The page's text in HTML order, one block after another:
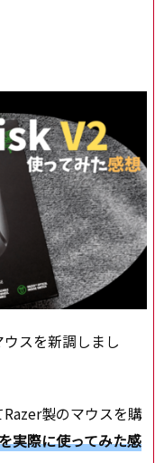
スを新調しまし
製のマウスを購
実際に使ってみた感